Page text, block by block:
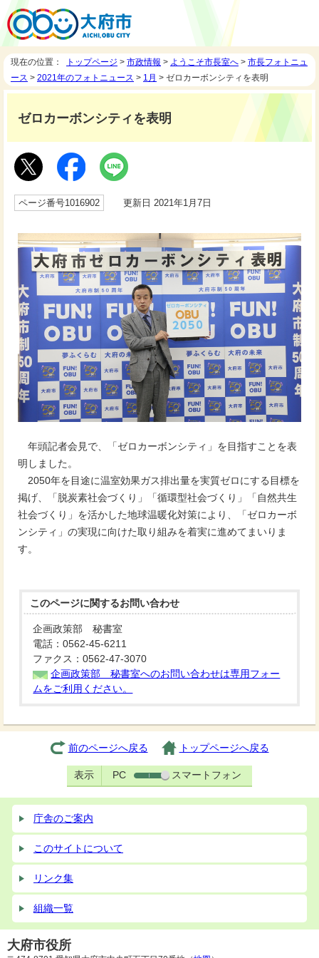
現在の位置： トップページ > 市政情報 > ようこそ市長室へ > 市長フォトニュ
ース > 2021年のフォトニュース > 1月 > ゼロカーボンシティを表明
ゼロカーボンシティを表明
ページ番号1016902 更新日 2021年1月7日
年頭記者会見で、「ゼロカーボンシティ」を目指すことを表
明しました。
2050年を目途に温室効果ガス排出量を実質ゼロにする目標を
掲げ、「脱炭素社会づくり」「循環型社会づくり」「自然共生
社会づくり」を活かした地球温暖化対策により、「ゼロカーボ
ンシティ」の実現に向けた取り組みを着実に進めてまいりま
す。
このページに関するお問い合わせ
企画政策部 秘書室
電話：0562-45-6211
ファクス：0562-47-3070
企画政策部 秘書室へのお問い合わせは専用フォー
ムをご利用ください。
前のページへ戻る トップページへ戻る
表示 PC スマートフォン
庁舎のご案内
このサイトについて
リンク集
組織一覧
大府市役所